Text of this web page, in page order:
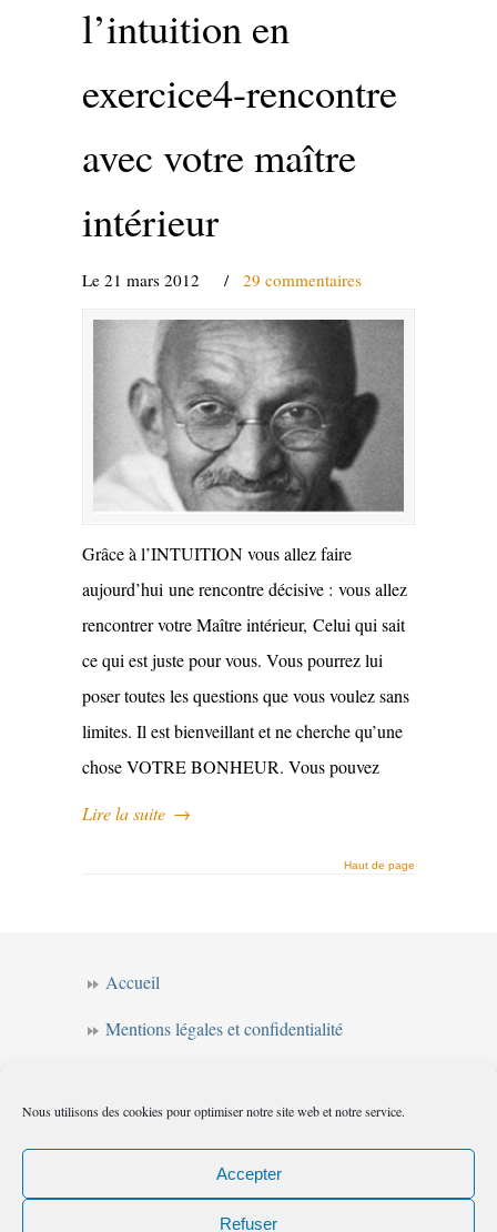
Nous utilisons des cookies pour optimiser notre site web et notre service.
Accepter
Refuser
l’intuition en
exercice4-rencontre
avec votre maître
intérieur
Le 21 mars 2012 / 29 commentaires
Grâce à l’INTUITION vous allez faire
aujourd’hui une rencontre décisive : vous allez
rencontrer votre Maître intérieur, Celui qui sait
ce qui est juste pour vous. Vous pourrez lui
poser toutes les questions que vous voulez sans
limites. Il est bienveillant et ne cherche qu’une
chose VOTRE BONHEUR. Vous pouvez
Lire la suite →
Haut de page
Accueil
Mentions légales et confidentialité
Forum de l’intuition
Politique de cookies (UE)